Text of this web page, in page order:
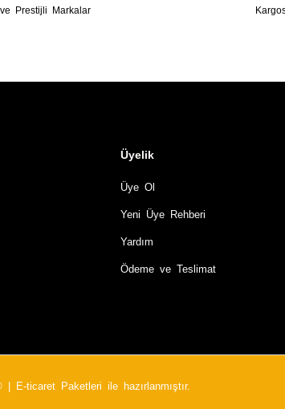
Prestijli Markalar
Üyelik
Üye Ol
Yeni Üye Rehberi
Yardım
Ödeme ve Teslimat
| E-ticaret Paketleri ile hazırlanmıştır.